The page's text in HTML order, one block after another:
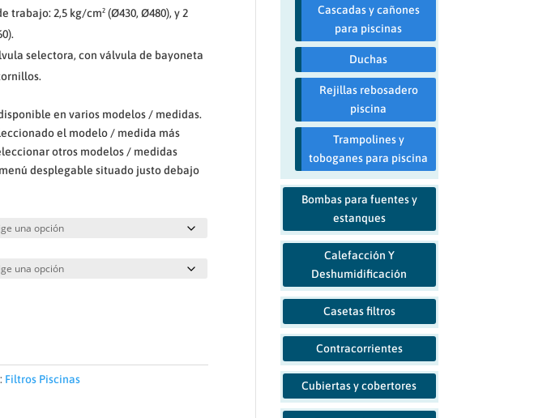
trabajo: 2,5 kg/cm² (Ø430, Ø480), y 2
selectora, con válvula de bayoneta
en varios modelos / medidas.
el modelo / medida más
otros modelos / medidas
desplegable situado justo debajo
Filtros Piscinas
Cascadas y cañones
para piscinas
Duchas
Rejillas rebosadero
piscina
Trampolines y
toboganes para piscina
Bombas para fuentes y
estanques
Calefacción Y
Deshumidificación
Casetas filtros
Contracorrientes
Cubiertas y cobertores